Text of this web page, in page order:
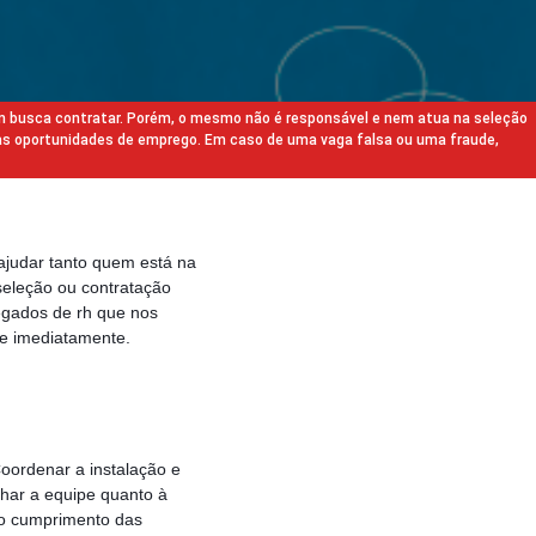
contratar. Porém, o mesmo não é responsável e nem atua na seleção
de emprego. Em caso de uma vaga falsa ou uma fraude,
tanto quem está na
ou contratação
de rh que nos
imediatamente.
a instalação e
a equipe quanto à
cumprimento das